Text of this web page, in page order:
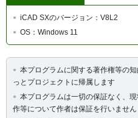
iCAD SXのバージョン：V8L2
OS：Windows 11
本プログラムに関する著作権等の
っとプロジェクトに帰属します
本プログラムは一切の保証なく、
作等について作者は保証を行いません